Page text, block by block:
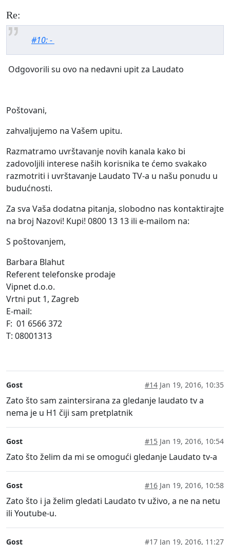
Re:
#10: -
Odgovorili su ovo na nedavni upit za Laudato
Poštovani,
zahvaljujemo na Vašem upitu.
Razmatramo uvrštavanje novih kanala kako bi
zadovoljili interese naših korisnika te ćemo svakako
razmotriti i uvrštavanje Laudato TV-a u našu ponudu u
budućnosti.
Za sva Vaša dodatna pitanja, slobodno nas kontaktirajte
na broj Nazovi! Kupi! 0800 13 13 ili e-mailom na:
S poštovanjem,
Barbara Blahut
Referent telefonske prodaje
Vipnet d.o.o.
Vrtni put 1, Zagreb
E-mail:
F: 01 6566 372
T: 08001313
Gost #14 Jan 19, 2016, 10:35
Zato što sam zaintersirana za gledanje laudato tv a
nema je u H1 čiji sam pretplatnik
Gost #15 Jan 19, 2016, 10:54
Zato što želim da mi se omogući gledanje Laudato tv-a
Gost #16 Jan 19, 2016, 10:58
Zato što i ja želim gledati Laudato tv uživo, a ne na netu
ili Youtube-u.
Gost #17 Jan 19, 2016, 11:27